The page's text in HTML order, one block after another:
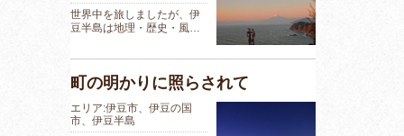
世界中を旅しましたが、伊
豆半島は地理・歴史・風…
町の明かりに照らされて
エリア:伊豆市、伊豆の国
市、伊豆半島